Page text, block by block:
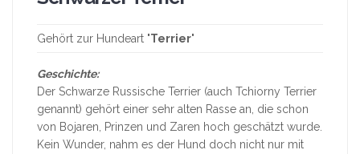
Gehört zur Hundeart "Terrier"
Geschichte:
Der Schwarze Russische Terrier (auch Tchiorny Terrier
genannt) gehört einer sehr alten Rasse an, die schon
von Bojaren, Prinzen und Zaren hoch geschätzt wurde.
Kein Wunder, nahm es der Hund doch nicht nur mit